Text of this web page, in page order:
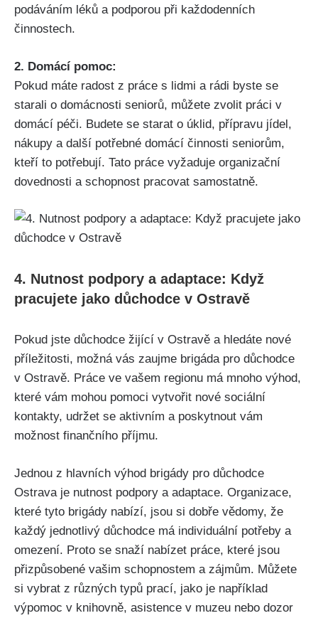
podáváním léků a podporou při každodenních
činnostech.
2. Domácí pomoc:
Pokud máte radost z práce s lidmi a rádi byste se
starali o domácnosti seniorů, můžete zvolit práci v
domácí péči. Budete se starat o úklid, přípravu jídel,
nákupy a další potřebné domácí činnosti seniorům,
kteří to potřebují. Tato práce vyžaduje organizační
dovednosti a schopnost pracovat samostatně.
4. Nutnost podpory a adaptace: Když
pracujete jako důchodce v Ostravě
Pokud jste důchodce žijící v Ostravě a hledáte nové
příležitosti, možná vás zaujme brigáda pro důchodce
v Ostravě. Práce ve vašem regionu má mnoho výhod,
které vám mohou pomoci vytvořit nové sociální
kontakty, udržet se aktivním a poskytnout vám
možnost finančního příjmu.
Jednou z hlavních výhod brigády pro důchodce
Ostrava je nutnost podpory a adaptace. Organizace,
které tyto brigády nabízí, jsou si dobře vědomy, že
každý jednotlivý důchodce má individuální potřeby a
omezení. Proto se snaží nabízet práce, které jsou
přizpůsobené vašim schopnostem a zájmům. Můžete
si vybrat z různých typů prací, jako je například
výpomoc v knihovně, asistence v muzeu nebo dozor